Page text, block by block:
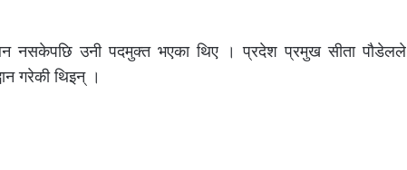
नसकेपछि उनी पदमुक्त भएका थिए । प्रदेश प्रमुख सीता पौडेलले
गरेकी थिइन् ।